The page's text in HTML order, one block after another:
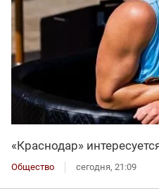
«Краснодар»
Общество сегодня, 21:09